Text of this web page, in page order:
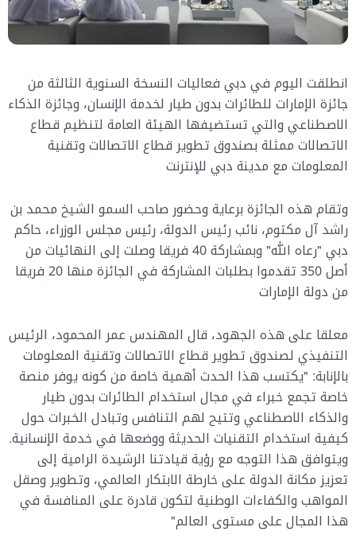
انطلقت اليوم في دبي فعاليات النسخة السنوية الثالثة من
جائزة الإمارات للطائرات بدون طيار لخدمة الإنسان، وجائزة الذكاء
الاصطناعي والتي تستضيفها الهيئة العامة لتنظيم قطاع
الاتصالات ممثلة بصندوق تطوير قطاع الاتصالات وتقنية
المعلومات مع مدينة دبي للإنترنت
وتقام هذه الجائزة برعاية وحضور صاحب السمو الشيخ محمد بن
راشد آل مكتوم، نائب رئيس الدولة، رئيس مجلس الوزراء، حاكم
دبي "رعاه الله" وبمشاركة 40 فريقا وصلت إلى النهائيات من
أصل 350 تقدموا بطلبات المشاركة في الجائزة منها 20 فريقا
من دولة الإمارات
معلقا على هذه الجهود، قال المهندس عمر المحمود، الرئيس
التنفيذي لصندوق تطوير قطاع الاتصالات وتقنية المعلومات
بالإنابة: "يكتسب هذا الحدث أهمية خاصة من كونه يوفر منصة
خاصة تجمع خبراء في مجال استخدام الطائرات بدون طيار
والذكاء الاصطناعي وتتيح لهم التنافس وتبادل الخبرات حول
كيفية استخدام التقنيات الحديثة ووضعها في خدمة الإنسانية.
ويتوافق هذا التوجه مع رؤية قيادتنا الرشيدة الرامية إلى
تعزيز مكانة الدولة على خارطة الابتكار العالمي، وتطوير وصقل
المواهب والكفاءات الوطنية لتكون قادرة على المنافسة في
هذا المجال على مستوى العالم"